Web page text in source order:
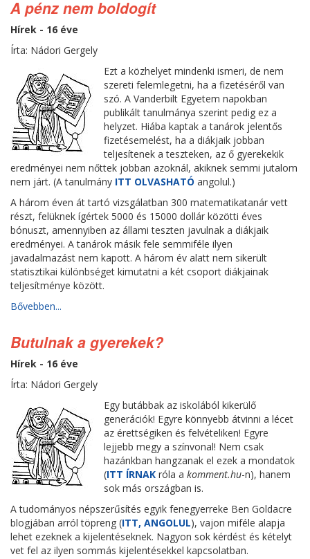
A pénz nem boldogít
Hírek - 16 éve
Írta: Nádori Gergely
Ezt a közhelyet mindenki ismeri, de nem
szereti felemlegetni, ha a fizetéséről van
szó. A Vanderbilt Egyetem napokban
publikált tanulmánya szerint pedig ez a
helyzet. Hiába kaptak a tanárok jelentős
fizetésemelést, ha a diákjaik jobban
teljesítenek a teszteken, az ő gyerekekik
eredményei nem nőttek jobban azoknál, akiknek semmi jutalom
nem járt. (A tanulmány ITT OLVASHATÓ angolul.)
A három éven át tartó vizsgálatban 300 matematikatanár vett
részt, felüknek ígértek 5000 és 15000 dollár közötti éves
bónuszt, amennyiben az állami teszten javulnak a diákjaik
eredményei. A tanárok másik fele semmiféle ilyen
javadalmazást nem kapott. A három év alatt nem sikerült
statisztikai különbséget kimutatni a két csoport diákjainak
teljesítménye között.
Bővebben...
Butulnak a gyerekek?
Hírek - 16 éve
Írta: Nádori Gergely
Egy butábbak az iskolából kikerülő
generációk! Egyre könnyebb átvinni a lécet
az érettségiken és felvételiken! Egyre
lejjebb megy a színvonal! Nem csak
hazánkban hangzanak el ezek a mondatok
(ITT ÍRNAK róla a komment.hu-n), hanem
sok más országban is.
A tudományos népszerűsítés egyik fenegyerreke Ben Goldacre
blogjában arról töpreng (ITT, ANGOLUL), vajon miféle alapja
lehet ezeknek a kijelentéseknek. Nagyon sok kérdést és kételyt
vet fel az ilyen sommás kijelentésekkel kapcsolatban.